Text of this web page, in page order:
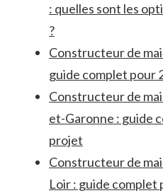
: quelles sont les
?
Constructeur de
guide complet pour
Constructeur de
et-Garonne : guide
projet
Constructeur de
Loir : guide complet